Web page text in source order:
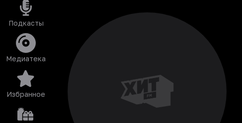
Подкасты
Медиатека
Избранное